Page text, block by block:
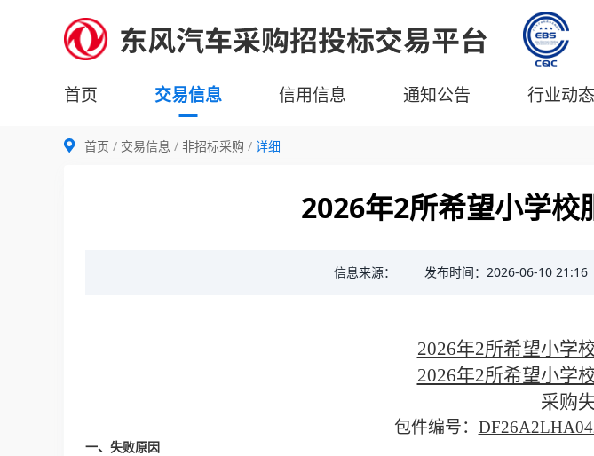
首页 交易信息 信用信息 通知公告 行业动态
首页 交易信息 非招标采购 详细
2026年2所希望小学校
信息来源： 发布时间：2026-06-10 21:16
2026年2所希望小学
2026年2所希望小学
采购
包件编号：
一、失败原因